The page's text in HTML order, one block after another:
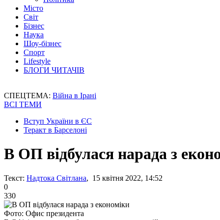
Місто
Світ
Бізнес
Наука
Шоу-бізнес
Спорт
Lifestyle
БЛОГИ ЧИТАЧІВ
СПЕЦТЕМА: Війна в Ірані
ВСІ ТЕМИ
Вступ України в ЄС
Теракт в Барселоні
В ОП відбулася нарада з
Текст: Надтока Світлана, 15 квітня 2022, 14:52
0
330
Фото: Офис президента